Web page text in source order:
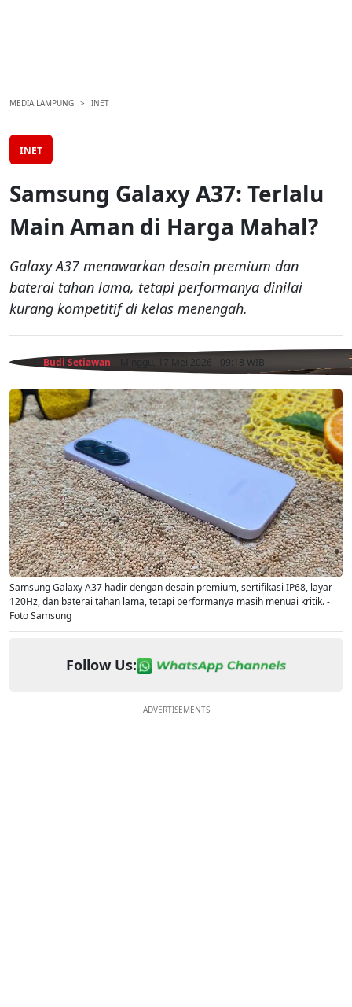
MEDIA LAMPUNG INET
INET
Samsung Galaxy A37: Terlalu
Main Aman di Harga Mahal?
Galaxy A37 menawarkan desain premium dan
baterai tahan lama, tetapi performanya dinilai
kurang kompetitif di kelas menengah.
Budi Setiawan - Minggu, 17 Mei 2026 - 09:18 WIB
Samsung Galaxy A37 hadir dengan desain premium, sertifikasi IP68, layar
120Hz, dan baterai tahan lama, tetapi performanya masih menuai kritik. -
Foto Samsung
Follow Us:
ADVERTISEMENTS